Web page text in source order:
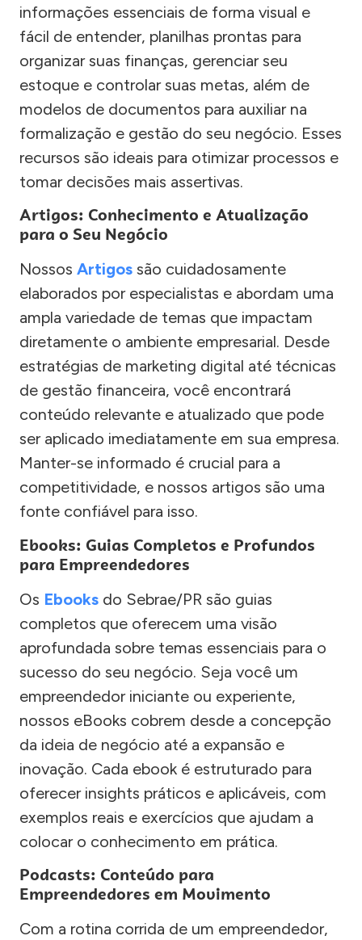
informações essenciais de forma visual e
fácil de entender, planilhas prontas para
organizar suas finanças, gerenciar seu
estoque e controlar suas metas, além de
modelos de documentos para auxiliar na
formalização e gestão do seu negócio. Esses
recursos são ideais para otimizar processos e
tomar decisões mais assertivas.
Artigos: Conhecimento e Atualização
para o Seu Negócio
Nossos Artigos são cuidadosamente
elaborados por especialistas e abordam uma
ampla variedade de temas que impactam
diretamente o ambiente empresarial. Desde
estratégias de marketing digital até técnicas
de gestão financeira, você encontrará
conteúdo relevante e atualizado que pode
ser aplicado imediatamente em sua empresa.
Manter-se informado é crucial para a
competitividade, e nossos artigos são uma
fonte confiável para isso.
Ebooks: Guias Completos e Profundos
para Empreendedores
Os Ebooks do Sebrae/PR são guias
completos que oferecem uma visão
aprofundada sobre temas essenciais para o
sucesso do seu negócio. Seja você um
empreendedor iniciante ou experiente,
nossos eBooks cobrem desde a concepção
da ideia de negócio até a expansão e
inovação. Cada ebook é estruturado para
oferecer insights práticos e aplicáveis, com
exemplos reais e exercícios que ajudam a
colocar o conhecimento em prática.
Podcasts: Conteúdo para
Empreendedores em Movimento
Com a rotina corrida de um empreendedor,